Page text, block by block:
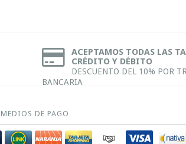
ACEPTAMOS TODAS LAS
CRÉDITO Y DÉBITO
DESCUENTO DEL 10% POR
BANCARIA
MEDIOS DE PAGO